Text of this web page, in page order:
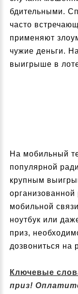
бдительными.
часто
применяют
чужие деньги.
выигрыше в
На мобильный
популярной
крупным
мобильной
ноутбук или
приз,
дозвониться на
Ключевые
приз!